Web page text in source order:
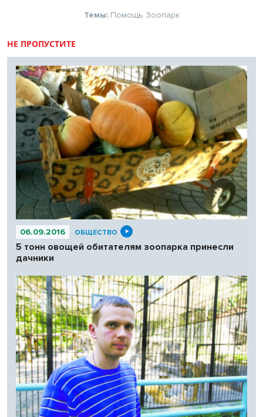
Темы: Помощь Зоопарк
НЕ ПРОПУСТИТЕ
06.09.2016 ОБЩЕСТВО
5 тонн овощей обитателям зоопарка принесли
дачники